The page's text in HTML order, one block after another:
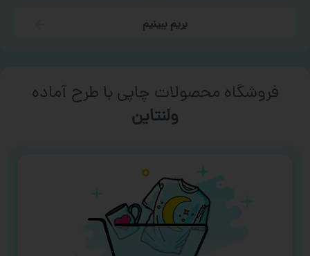
بریم ببینیم
فروشگاه محصولات چاپی با طرح آماده
ورزشی